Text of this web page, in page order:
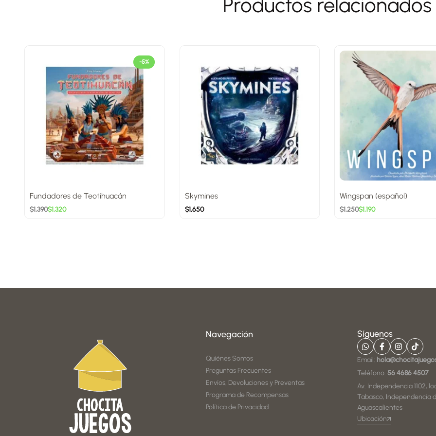
Productos relacionados
-5%
Fundadores de Teotihuacán
$1,390$1,320
Skymines
$1,650
Wingspan (español)
$1,250$1,190
Navegación
Quiénes Somos
Preguntas Frecuentes
Envíos, Devoluciones y Preventas
Programa de Recompensas
Política de Privacidad
Síguenos
Email:
Teléfono:56 4686 4507
Av. Independencia 1102,
Tabasco, Independencia
Aguascalientes
Ubicación